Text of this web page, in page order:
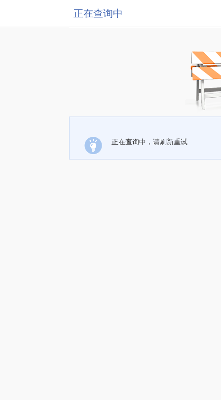
正在查询中
正在查询中，请刷新重试